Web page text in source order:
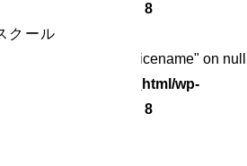
クール
8
property "category_nicename" on null
public_html/wp-
8